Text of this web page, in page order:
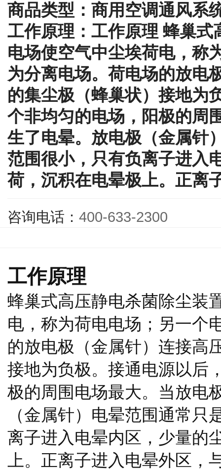
商品类型：商用空调通风系
工作原理：工作原理 蜂巢
电场使空气中尘埃荷电，称
为分离电场。荷电场的放电
的集尘极（蜂巢状）接地为
个非均匀的电场，阳极的周
生了电晕。放电极（金属针
范围很小，只有负离子进入
荷，沉积在电晕极上。正离
咨询电话： 400-633-2300
工作原理
蜂巢式高压静电杀菌除尘装
电，称为荷电电场；另一个
的放电极（金属针）连接高
接地为负极。接通电源以后
极的周围电场最大。当放电
（金属针）电晕范围通常
离子进入电晕内区，少量的
上。正离子进入电晕外区